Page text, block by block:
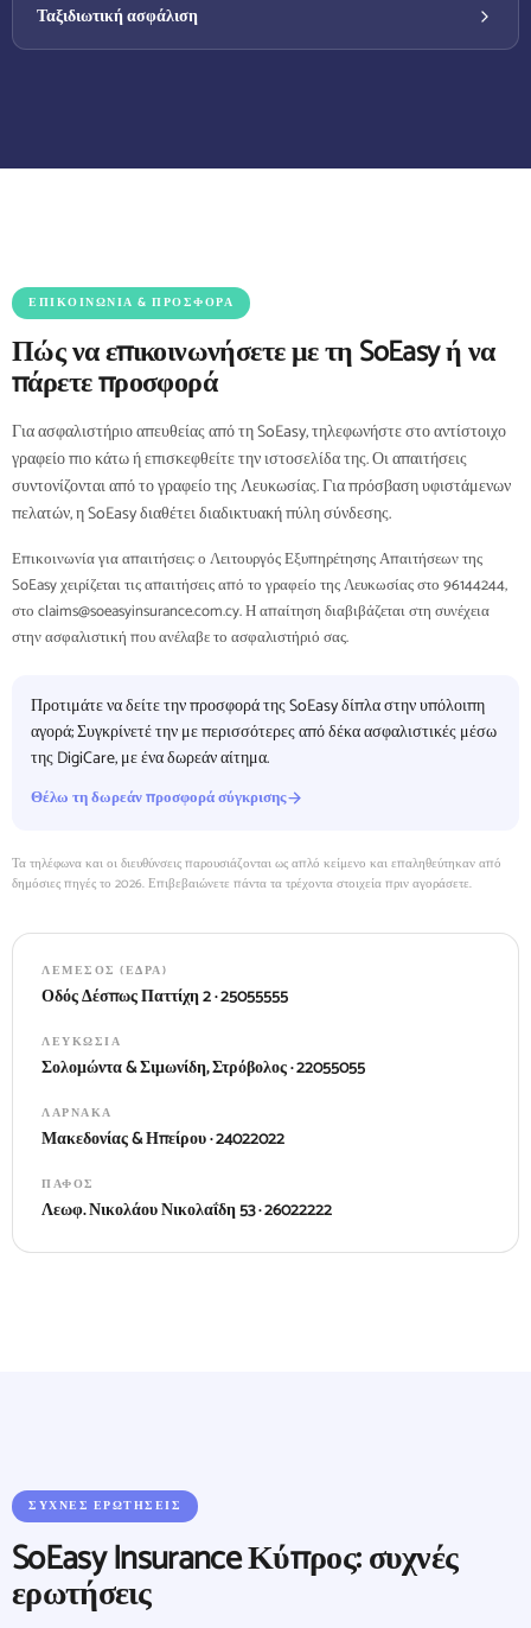
Ταξιδιωτική ασφάλιση
ΕΠΙΚΟΙΝΩΝΊΑ & ΠΡΟΣΦΟΡΆ
Πώς να επικοινωνήσετε με τη SoEasy ή να
πάρετε προσφορά
Για ασφαλιστήριο απευθείας από τη SoEasy, τηλεφωνήστε στο αντίστοιχο
γραφείο πιο κάτω ή επισκεφθείτε την ιστοσελίδα της. Οι απαιτήσεις
συντονίζονται από το γραφείο της Λευκωσίας. Για πρόσβαση υφιστάμενων
πελατών, η SoEasy διαθέτει διαδικτυακή πύλη σύνδεσης.
Επικοινωνία για απαιτήσεις: ο Λειτουργός Εξυπηρέτησης Απαιτήσεων της
SoEasy χειρίζεται τις απαιτήσεις από το γραφείο της Λευκωσίας στο 96144244,
στο claims@soeasyinsurance.com.cy. Η απαίτηση διαβιβάζεται στη συνέχεια
στην ασφαλιστική που ανέλαβε το ασφαλιστήριό σας.
Προτιμάτε να δείτε την προσφορά της SoEasy δίπλα στην υπόλοιπη
αγορά; Συγκρίνετέ την με περισσότερες από δέκα ασφαλιστικές μέσω
της DigiCare, με ένα δωρεάν αίτημα.
Θέλω τη δωρεάν προσφορά σύγκρισης
Τα τηλέφωνα και οι διευθύνσεις παρουσιάζονται ως απλό κείμενο και επαληθεύτηκαν από
δημόσιες πηγές το 2026. Επιβεβαιώνετε πάντα τα τρέχοντα στοιχεία πριν αγοράσετε.
ΛΕΜΕΣΌΣ (ΈΔΡΑ)
Οδός Δέσπως Παττίχη 2 · 25055555
ΛΕΥΚΩΣΊΑ
Σολομώντα & Σιμωνίδη, Στρόβολος · 22055055
ΛΆΡΝΑΚΑ
Μακεδονίας & Ηπείρου · 24022022
ΠΆΦΟΣ
Λεωφ. Νικολάου Νικολαΐδη 53 · 26022222
ΣΥΧΝΈΣ ΕΡΩΤΉΣΕΙΣ
SoEasy Insurance Κύπρος: συχνές
ερωτήσεις